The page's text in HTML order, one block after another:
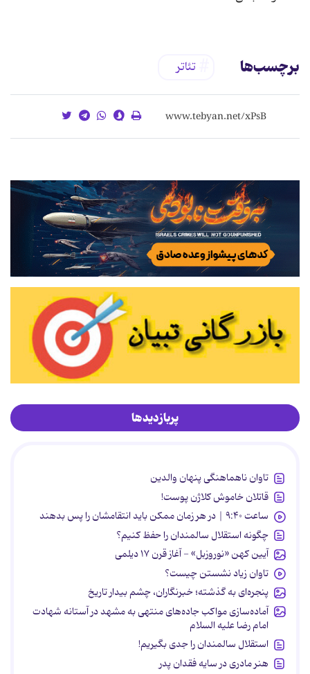
برچسب‌ها تئاتر
پربازدیدها
تاوان ناهماهنگی پنهان والدین
قاتلان خاموش کلاژن پوست!
ساعت ۹:۴۰ | در هر زمان ممکن باید انتقامشان را پس بدهند
چگونه استقلال سالمندان را حفظ کنیم؟
آیین کهن «نوروزبل» - آغاز قرن ۱۷ دیلمی
تاوان زیاد نشستن چیست؟
پنجره‌ای به گذشته؛ خبرنگاران، چشم بیدار تاریخ
آماده‌سازی مواکب جاده‌های منتهی به مشهد در آستانه شهادت
امام رضا علیه السلام
استقلال سالمندان را جدی بگیریم!
هنر مادری در سایه‌ فقدان پدر